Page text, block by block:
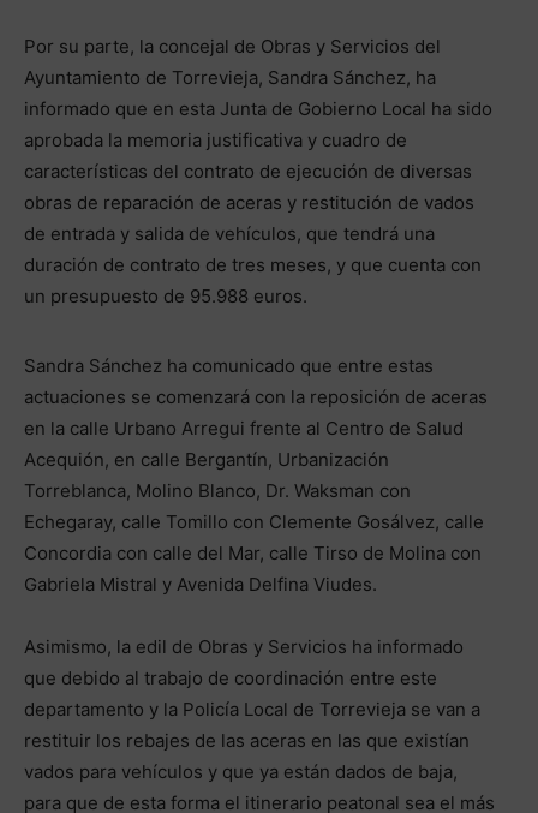
Por su parte, la concejal de Obras y Servicios del
Ayuntamiento de Torrevieja, Sandra Sánchez, ha
informado que en esta Junta de Gobierno Local ha sido
aprobada la memoria justificativa y cuadro de
características del contrato de ejecución de diversas
obras de reparación de aceras y restitución de vados
de entrada y salida de vehículos, que tendrá una
duración de contrato de tres meses, y que cuenta con
un presupuesto de 95.988 euros.
Sandra Sánchez ha comunicado que entre estas
actuaciones se comenzará con la reposición de aceras
en la calle Urbano Arregui frente al Centro de Salud
Acequión, en calle Bergantín, Urbanización
Torreblanca, Molino Blanco, Dr. Waksman con
Echegaray, calle Tomillo con Clemente Gosálvez, calle
Concordia con calle del Mar, calle Tirso de Molina con
Gabriela Mistral y Avenida Delfina Viudes.
Asimismo, la edil de Obras y Servicios ha informado
que debido al trabajo de coordinación entre este
departamento y la Policía Local de Torrevieja se van a
restituir los rebajes de las aceras en las que existían
vados para vehículos y que ya están dados de baja,
para que de esta forma el itinerario peatonal sea el más